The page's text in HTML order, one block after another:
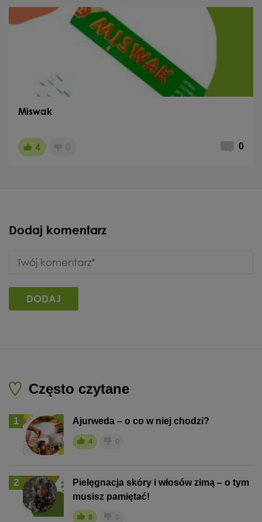
Miswak
4 0
Dodaj komentarz
Często czytane
1 Ajurweda – o co w niej chodzi?
4
2
Pielęgnacja skóry i włosów zimą – o tym
musisz pamiętać!
8